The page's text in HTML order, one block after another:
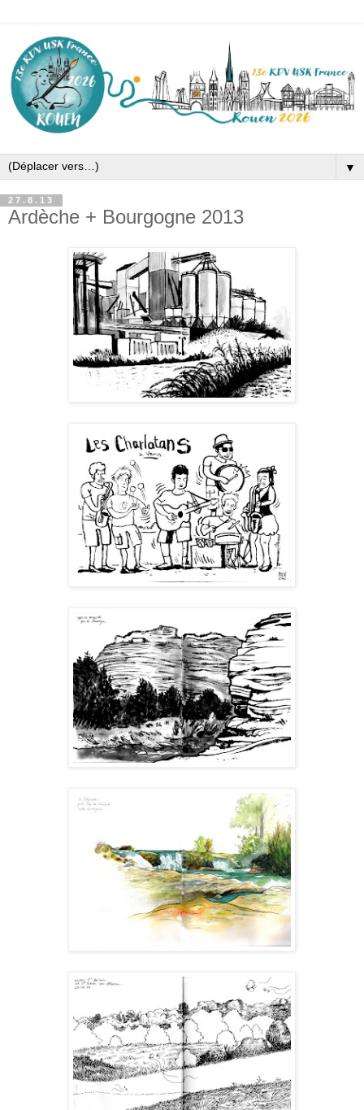
▼
27.8.13
Ardèche + Bourgogne 2013